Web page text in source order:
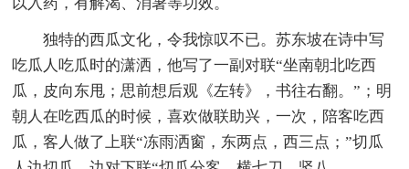
独特的西瓜文化，令我惊叹不已。苏东坡在诗中写
吃瓜人吃瓜时的潇洒，他写了一副对联“坐南朝北吃西
瓜，皮向东甩；思前想后观《左转》，书往右翻。”；明
朝人在吃西瓜的时候，喜欢做联助兴，一次，陪客吃西
瓜，客人做了上联“冻雨洒窗，东两点，西三点；”切瓜